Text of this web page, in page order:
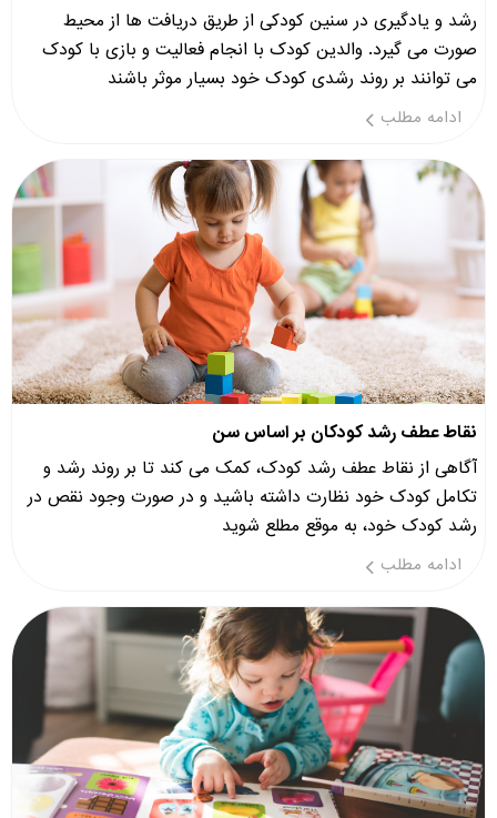
رشد و یادگیری در سنین کودکی از طریق دریافت ها از محیط
صورت می گیرد. والدین کودک با انجام فعالیت و بازی با کودک
می توانند بر روند رشدی کودک خود بسیار موثر باشند
ادامه مطلب
نقاط عطف رشد کودکان بر اساس سن
آگاهی از نقاط عطف رشد کودک، کمک می کند تا بر روند رشد و
تکامل کودک خود نظارت داشته باشید و در صورت وجود نقص در
رشد کودک خود، به موقع مطلع شوید
ادامه مطلب